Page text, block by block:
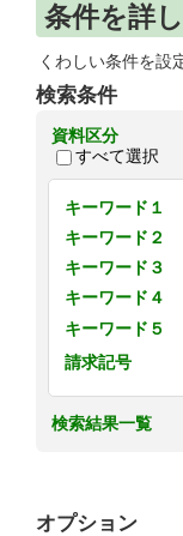
条件を詳
くわしい条件を設
検索条件
資料区分
すべて選択
キーワード１
キーワード２
キーワード３
キーワード４
キーワード５
請求記号
検索結果一覧
オプション